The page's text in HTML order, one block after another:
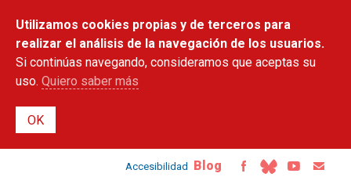
contenido
principal
Utilizamos cookies propias y de terceros para
realizar el análisis de la navegación de los usuarios.
Si continúas navegando, consideramos que aceptas su
uso. Quiero saber más
Accesibilidad Blog